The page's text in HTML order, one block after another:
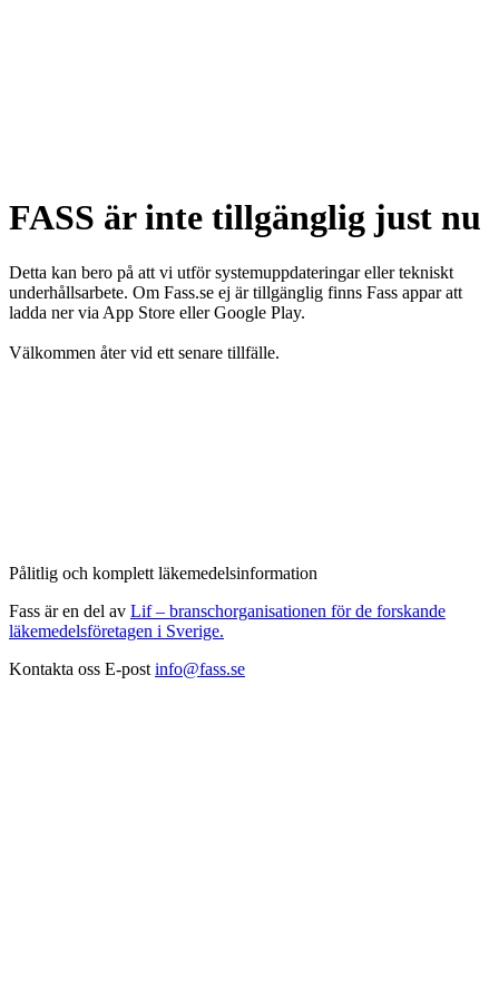
FASS är inte tillgänglig just nu
Detta kan bero på att vi utför systemuppdateringar eller tekniskt
underhållsarbete. Om Fass.se ej är tillgänglig finns Fass appar att
ladda ner via App Store eller Google Play.
Välkommen åter vid ett senare tillfälle.
Pålitlig och komplett läkemedelsinformation
Fass är en del av Lif – branschorganisationen för de forskande
läkemedelsföretagen i Sverige.
Kontakta oss E-post info@fass.se